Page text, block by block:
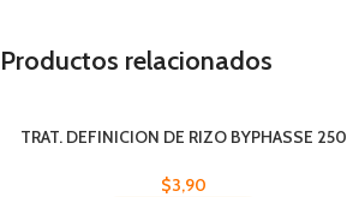
Productos relacionados
TRAT. DEFINICION DE RIZO BYPHASSE 250
$3,90